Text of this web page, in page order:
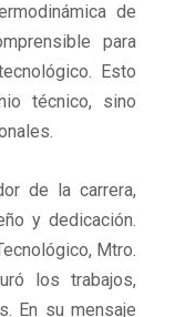
de
para
Esto
técnico, sino
de la carrera,
y dedicación.
Mtro.
los trabajos,
En su mensaje